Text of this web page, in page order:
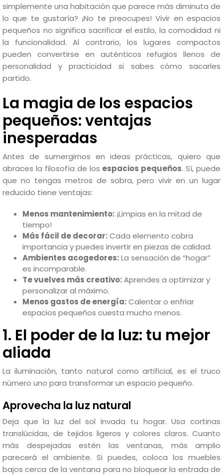
simplemente una habitación que parece más diminuta de
lo que te gustaría? ¡No te preocupes! Vivir en espacios
pequeños no significa sacrificar el estilo, la comodidad ni
la funcionalidad. Al contrario, los lugares compactos
pueden convertirse en auténticos refugios llenos de
personalidad y practicidad si sabes cómo sacarles
partido.
La magia de los espacios
pequeños: ventajas
inesperadas
Antes de sumergirnos en ideas prácticas, quiero que
abraces la filosofía de los espacios pequeños. Sí, puede
que no tengas metros de sobra, pero vivir en un lugar
reducido tiene ventajas:
Menos mantenimiento: ¡Limpias en la mitad de
tiempo!
Más fácil de decorar:Cada elemento cobra
importancia y puedes invertir en piezas de calidad.
Ambientes acogedores:La sensación de “hogar”
es incomparable.
Te vuelves más creativo:Aprendes a optimizar y
personalizar al máximo.
Menos gastos de energía:Calentar o enfriar
espacios pequeños cuesta mucho menos.
1. El poder de la luz: tu mejor
aliada
La iluminación, tanto natural como artificial, es el truco
número uno para transformar un espacio pequeño.
Aprovecha la luz natural
Deja que la luz del sol invada tu hogar. Usa cortinas
translúcidas, de tejidos ligeros y colores claros. Cuanto
más despejadas estén las ventanas, más amplio
parecerá el ambiente. Si puedes, coloca los muebles
bajos cerca de la ventana para no bloquear la entrada de